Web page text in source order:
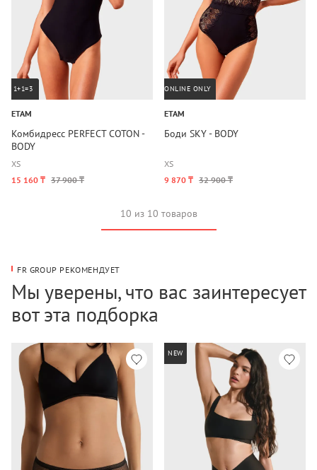
1+1=3
ETAM
Комбидресс PERFECT COTON -
BODY
XS
15 160 ₸ 37 900 ₸
ONLINE ONLY
ETAM
Боди SKY - BODY
XS
9 870 ₸ 32 900 ₸
10 из 10 товаров
FR GROUP РЕКОМЕНДУЕТ
Мы уверены, что вас заинтересует
вот эта подборка
NEW